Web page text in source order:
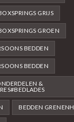
GRIJS
GROEN
BEDDEN
BEDDEN
&
BEDDEN